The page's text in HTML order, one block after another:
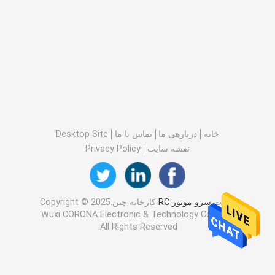
خانه دربارهی ما تماس با ما
Desktop Site
نقشه سایت
Privacy Policy
کیفیتسرو موتور RC
کارخانه چین.Copyright © 2025
Wuxi CORONA Electronic & Technology Co., Ltd..
All Rights Reserved.